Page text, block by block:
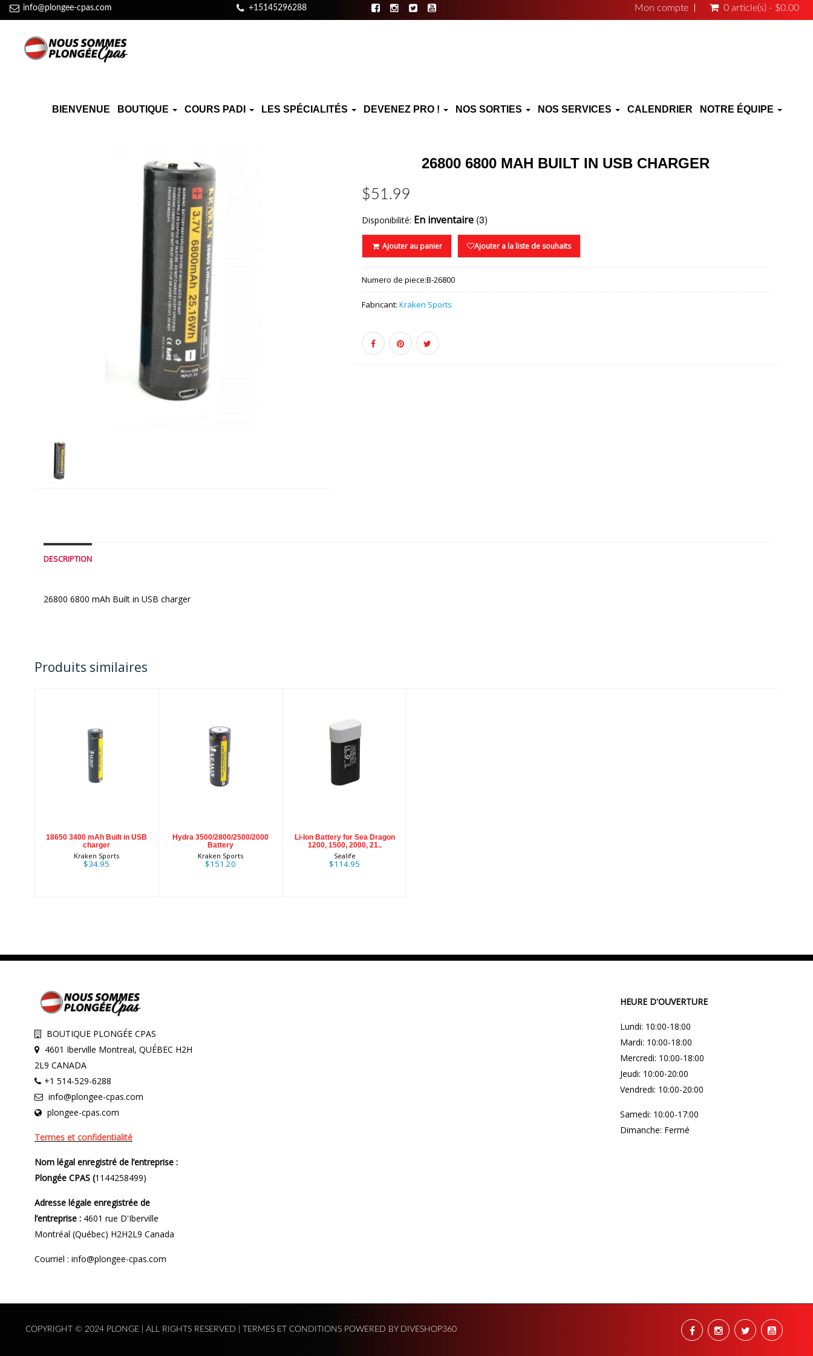
info@plongee-cpas.com +15145296288 Mon compte 0 article(s) - $0.00
BIENVENUE BOUTIQUE COURS PADI LES SPÉCIALITÉS DEVENEZ PRO ! NOS SORTIES NOS SERVICES CALENDRIER NOTRE ÉQUIPE
26800 6800 MAH BUILT IN USB CHARGER
$51.99
Disponibilité: En inventaire (3)
Ajouter au panier Ajouter a la liste de souhaits
Numero de piece:B-26800
Fabricant: Kraken Sports
DESCRIPTION
26800 6800 mAh Built in USB charger
Produits similaires
18650 3400 mAh
Built in USB
charger
18650 3400 mAh Built in USB
charger
Kraken Sports
$34.95
Hydra
3500/2800/2500/2000
Battery
Hydra 3500/2800/2500/2000
Battery
Kraken Sports
$151.20
Li-Ion Battery
for Sea Dragon
1200, 1500,
Li-Ion Battery for Sea Dragon
1200, 1500, 2000, 21..
Sealife
$114.95
BOUTIQUE PLONGÉE CPAS
4601 Iberville Montreal, QUÉBEC H2H
2L9 CANADA
+1 514-529-6288
info@plongee-cpas.com
plongee-cpas.com
Termes et confidentialité
Nom légal enregistré de l’entreprise :
Plongée CPAS (1144258499)
Adresse légale enregistrée de
l’entreprise :4601 rue D'Iberville
Montréal (Québec) H2H2L9 Canada
Courriel : info@plongee-cpas.com
HEURE D'OUVERTURE
Lundi: 10:00-18:00
Mardi: 10:00-18:00
Mercredi: 10:00-18:00
Jeudi: 10:00-20:00
Vendredi: 10:00-20:00
Samedi: 10:00-17:00
Dimanche: Fermé
COPYRIGHT © 2024 PLONGE | ALL RIGHTS RESERVED | TERMES ET CONDITIONS POWERED BY DIVESHOP360